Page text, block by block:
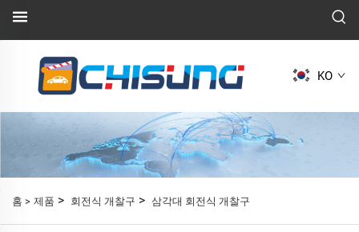
KO
홈 > 제품 > 회전식 개찰구 > 삼각대 회전식 개찰구